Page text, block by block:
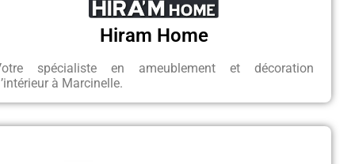
Hiram Home
spécialiste en ameublement et décoration
à Marcinelle.